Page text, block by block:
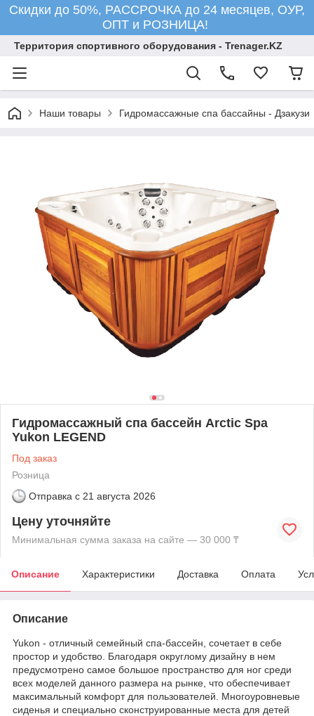
Скидки до 50%, РАССРОЧКА до 24 месяцев, ОУР,
ОПТ и РОЗНИЦА!
Территория спортивного оборудования - Trenager.KZ
Наши товары Гидромассажные спа бассайны - Дзакузи
Гидромассажный спа бассейн Arctic Spa
Yukon LEGEND
Под заказ
Розница
Отправка с 21 августа 2026
Цену уточняйте
Минимальная сумма заказа на сайте — 30 000 ₸
Описание Характеристики Доставка Оплата
Описание
Yukon - отличный семейный спа-бассейн, сочетает в себе
простор и удобство. Благодаря округлому дизайну в нем
предусмотрено самое большое пространство для ног среди
всех моделей данного размера на рынке, что обеспечивает
максимальный комфорт для пользователей. Многоуровневые
сиденья и специально сконструированные места для детей